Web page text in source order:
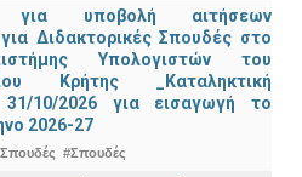
για υποβολή αιτήσεων
Διδακτορικές Σπουδές στο
Υπολογιστών του
Κρήτης _Καταληκτική
31/10/2026 για εισαγωγή το
2026-27
#Σπουδές